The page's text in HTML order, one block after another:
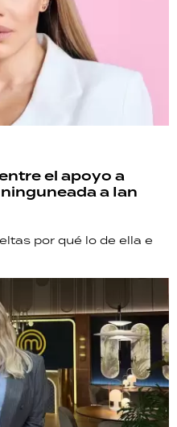
el apoyo a
a Ian
por qué lo de ella e